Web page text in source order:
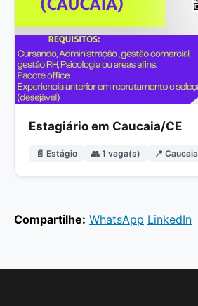
Estagiário em Caucaia/CE
📄 Estágio 👥 1 vaga(s) 📍 Caucaia
Compartilhe: WhatsApp LinkedIn